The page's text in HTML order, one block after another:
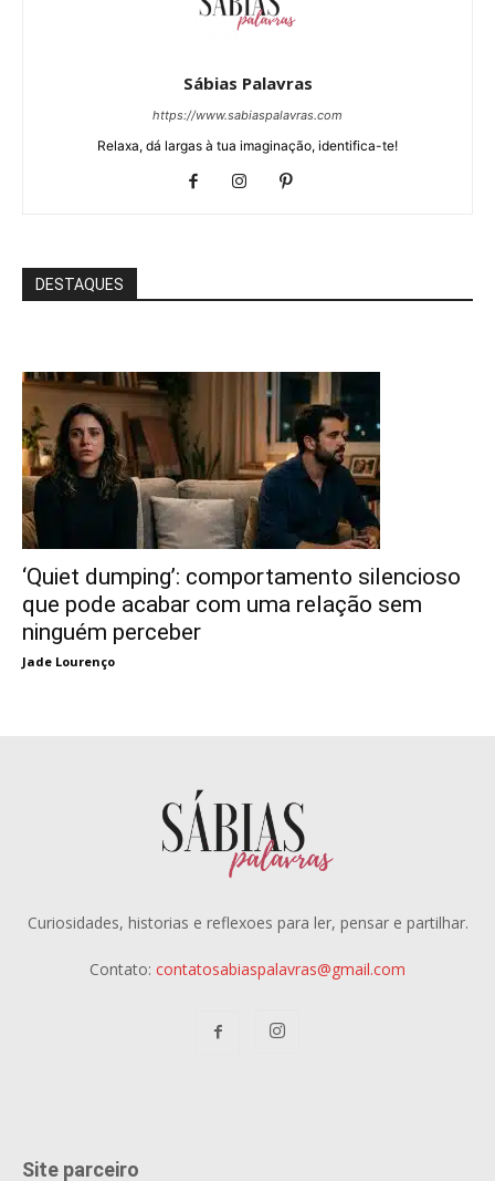
Sábias Palavras
https://www.sabiaspalavras.com
Relaxa, dá largas à tua imaginação, identifica-te!
DESTAQUES
‘Quiet dumping’: comportamento silencioso
que pode acabar com uma relação sem
ninguém perceber
Jade Lourenço
Curiosidades, historias e reflexoes para ler, pensar e partilhar.
Contato: contatosabiaspalavras@gmail.com
Site parceiro